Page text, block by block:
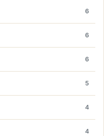
6
6
6
5
4
4